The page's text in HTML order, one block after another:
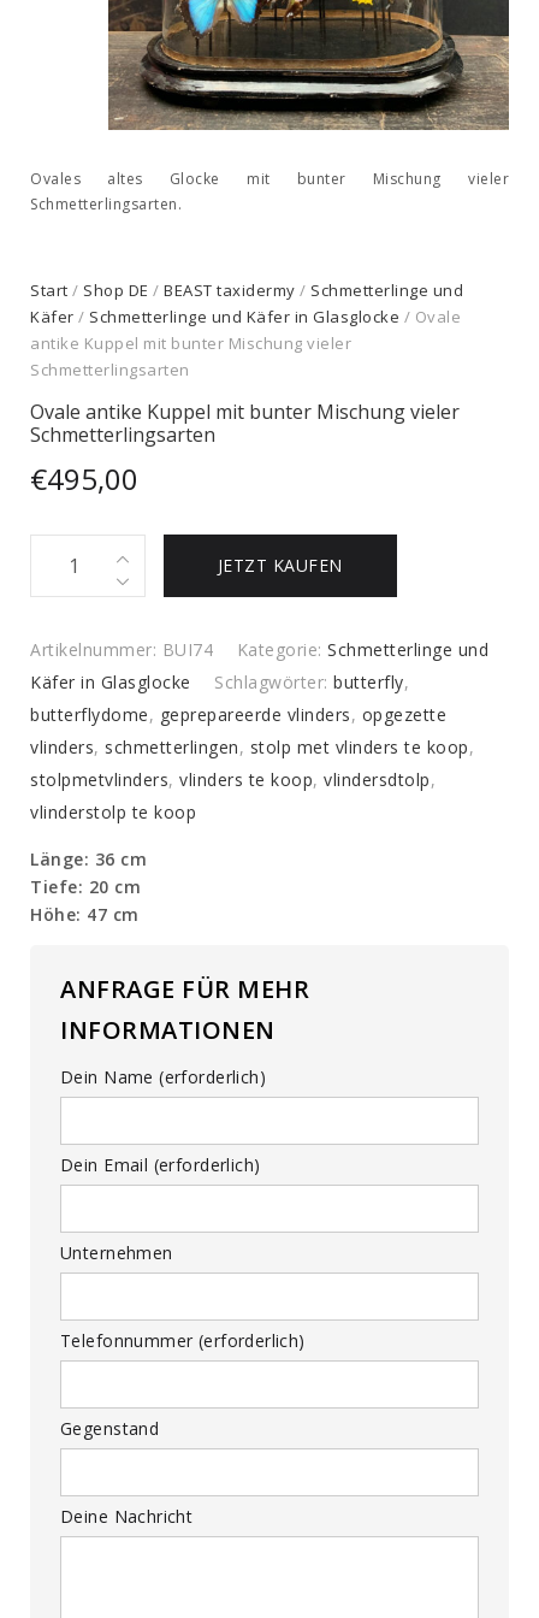
Ovales altes Glocke mit bunter Mischung vieler
Schmetterlingsarten.
Start / Shop DE / BEAST taxidermy / Schmetterlinge und
Käfer / Schmetterlinge und Käfer in Glasglocke / Ovale
antike Kuppel mit bunter Mischung vieler
Schmetterlingsarten
Ovale antike Kuppel mit bunter Mischung vieler
Schmetterlingsarten
€495,00
antike
mit
bunter
Mischung
vieler
Schmetterlingsarten
quantity
JETZT KAUFEN
Artikelnummer: BUI74 Kategorie: Schmetterlinge und
Käfer in Glasglocke
Schlagwörter: butterfly,
butterflydome, geprepareerde vlinders, opgezette
vlinders, schmetterlingen, stolp met vlinders te koop,
stolpmetvlinders, vlinders te koop, vlindersdtolp,
vlinderstolp te koop
Länge: 36 cm
Tiefe: 20 cm
Höhe: 47 cm
ANFRAGE FÜR MEHR
INFORMATIONEN
Dein Name (erforderlich)
Dein Email (erforderlich)
Unternehmen
Telefonnummer (erforderlich)
Gegenstand
Deine Nachricht